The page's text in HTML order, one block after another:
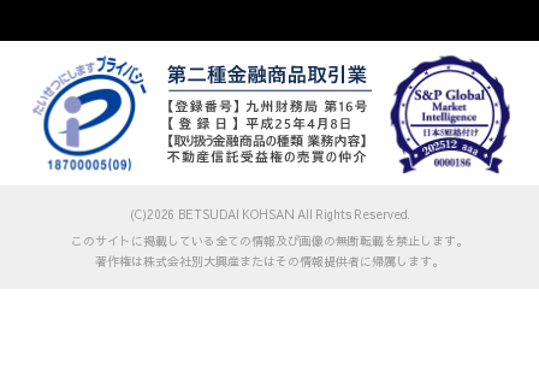
(C)2026 BETSUDAI KOHSAN All Rights Reserved.
このサイトに掲載している全ての情報及び画像の無断転載を禁止します。
著作権は株式会社別大興産またはその情報提供者に帰属します。